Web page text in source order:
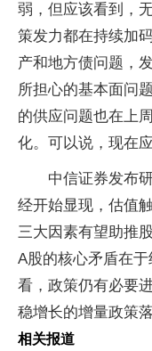
弱，但应该看到，
策发力都在持续加
产和地方债问题，
所担心的基本面问
的供应问题也在上
化。可以说，现在
中信证券发布
经开始显现，估值
三大因素有望助推
A股的核心矛盾在
看，政策仍有必要
稳增长的增量政策
相关报道